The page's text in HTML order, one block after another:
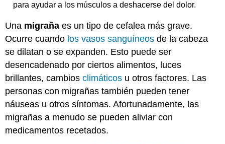
para ayudar a los músculos a deshacerse del dolor.
Una migraña es un tipo de cefalea más grave.
Ocurre cuando los vasos sanguíneos de la cabeza
se dilatan o se expanden. Esto puede ser
desencadenado por ciertos alimentos, luces
brillantes, cambiosclimáticos u otros factores. Las
personas con migrañas también pueden tener
náuseas u otros síntomas. Afortunadamente, las
migrañas a menudo se pueden aliviar con
medicamentos recetados.